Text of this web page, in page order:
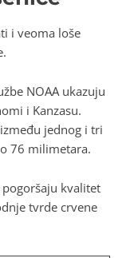
i veoma loše
NOAA ukazuju
i Kanzasu.
jednog i tri
76 milimetara.
kvalitet
tvrde crvene